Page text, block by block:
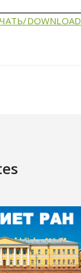
DOWNLOAD